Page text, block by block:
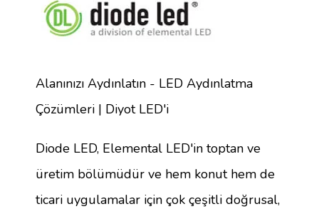
Alanınızı Aydınlatın - LED Aydınlatma
Çözümleri | Diyot LED'i
Diode LED, Elemental LED'in toptan ve
üretim bölümüdür ve hem konut hem de
ticari uygulamalar için çok çeşitli doğrusal,